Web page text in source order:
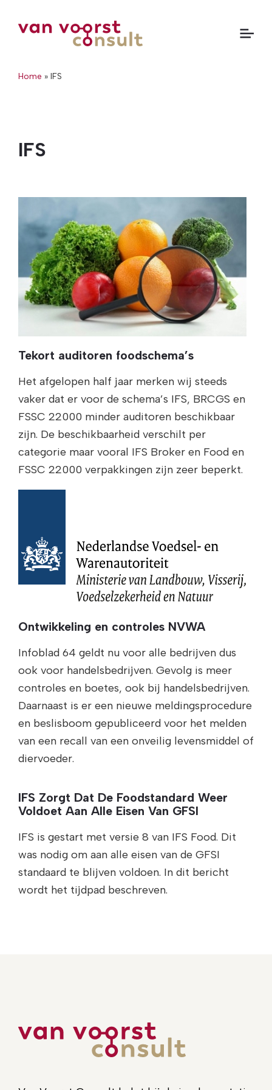
Home » IFS
IFS
Tekort auditoren foodschema’s
Het afgelopen half jaar merken wij steeds
vaker dat er voor de schema’s IFS, BRCGS en
FSSC 22000 minder auditoren beschikbaar
zijn. De beschikbaarheid verschilt per
categorie maar vooral IFS Broker en Food en
FSSC 22000 verpakkingen zijn zeer beperkt.
Ontwikkeling en controles NVWA
Infoblad 64 geldt nu voor alle bedrijven dus
ook voor handelsbedrijven. Gevolg is meer
controles en boetes, ook bij handelsbedrijven.
Daarnaast is er een nieuwe meldingsprocedure
en beslisboom gepubliceerd voor het melden
van een recall van een onveilig levensmiddel of
diervoeder.
IFS Zorgt Dat De Foodstandard Weer
Voldoet Aan Alle Eisen Van GFSI
IFS is gestart met versie 8 van IFS Food. Dit
was nodig om aan alle eisen van de GFSI
standaard te blijven voldoen. In dit bericht
wordt het tijdpad beschreven.